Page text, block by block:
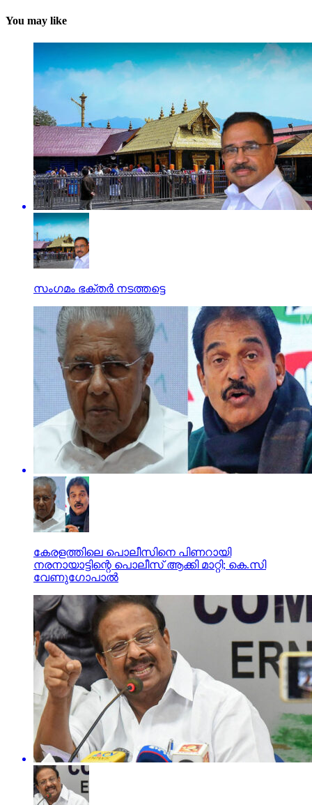
You may like
സംഗമം ഭക്തര്‍ നടത്തട്ടെ
കേരളത്തിലെ പൊലീസിനെ പിണറായി
നരനായാട്ടിന്റെ പൊലീസ് ആക്കി മാറ്റി; കെ.സി
വേണുഗോപാല്‍